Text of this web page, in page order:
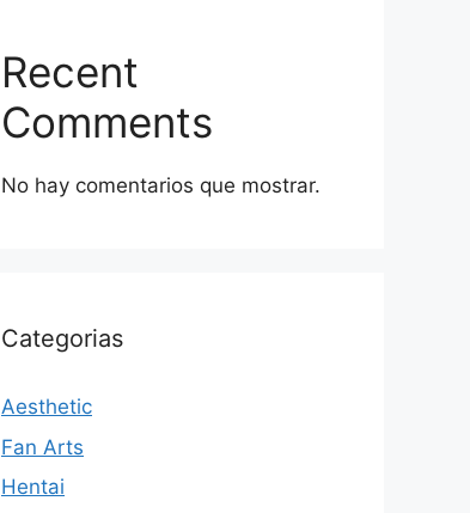
Recent
Comments
No hay comentarios que mostrar.
Categorias
Aesthetic
Fan Arts
Hentai